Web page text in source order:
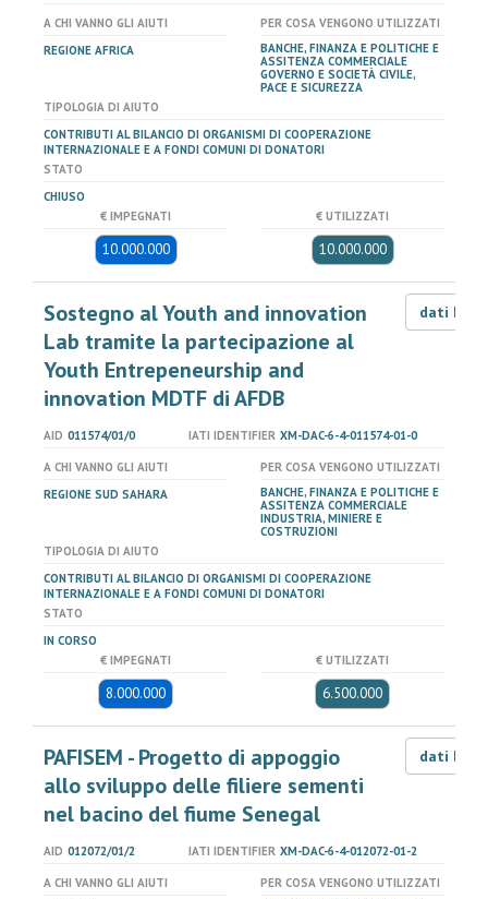
A CHI VANNO GLI AIUTI
REGIONE AFRICA
PER COSA VENGONO UTILIZZATI
BANCHE, FINANZA E POLITICHE E
ASSITENZA COMMERCIALE
GOVERNO E SOCIETÀ CIVILE,
PACE E SICUREZZA
TIPOLOGIA DI AIUTO
CONTRIBUTI AL BILANCIO DI ORGANISMI DI COOPERAZIONE
INTERNAZIONALE E A FONDI COMUNI DI DONATORI
STATO
CHIUSO
€ IMPEGNATI
10.000.000
€ UTILIZZATI
10.000.000
Sostegno al Youth and innovation
Lab tramite la partecipazione al
Youth Entrepeneurship and
innovation MDTF di AFDB
dati LOD
AID 011574/01/0 IATI IDENTIFIER XM-DAC-6-4-011574-01-0
A CHI VANNO GLI AIUTI
REGIONE SUD SAHARA
PER COSA VENGONO UTILIZZATI
BANCHE, FINANZA E POLITICHE E
ASSITENZA COMMERCIALE
INDUSTRIA, MINIERE E
COSTRUZIONI
TIPOLOGIA DI AIUTO
CONTRIBUTI AL BILANCIO DI ORGANISMI DI COOPERAZIONE
INTERNAZIONALE E A FONDI COMUNI DI DONATORI
STATO
IN CORSO
€ IMPEGNATI
8.000.000
€ UTILIZZATI
6.500.000
PAFISEM - Progetto di appoggio
allo sviluppo delle filiere sementi
nel bacino del fiume Senegal
dati LOD
AID 012072/01/2 IATI IDENTIFIER XM-DAC-6-4-012072-01-2
A CHI VANNO GLI AIUTI
PER COSA VENGONO UTILIZZATI